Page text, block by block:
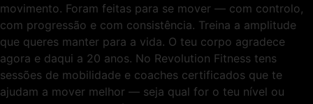
movimento. Foram feitas para se mover — com controlo,
com progressão e com consistência. Treina a amplitude
que queres manter para a vida. O teu corpo agradece
agora e daqui a 20 anos. No Revolution Fitness tens
sessões de mobilidade e coaches certificados que te
ajudam a mover melhor — seja qual for o teu nível ou